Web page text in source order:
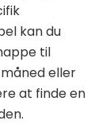
kan du
til
eller
at finde en